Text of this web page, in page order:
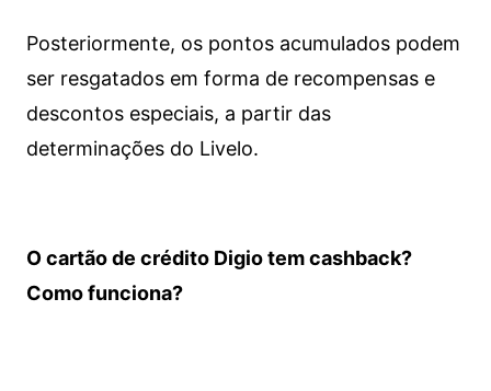
Posteriormente, os pontos acumulados podem
ser resgatados em forma de recompensas e
descontos especiais, a partir das
determinações do Livelo.
O cartão de crédito Digio tem cashback?
Como funciona?